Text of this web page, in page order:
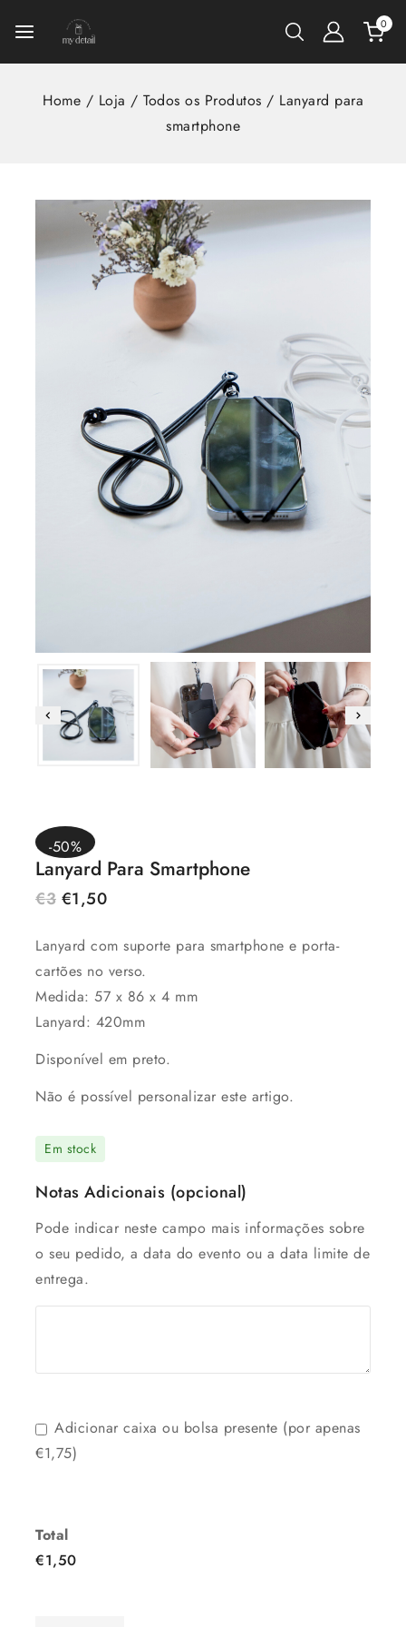
0
Home / Loja / Todos os Produtos / Lanyard para
smartphone
-50%
Lanyard Para Smartphone
€3 €1,50
Lanyard com suporte para smartphone e porta-
cartões no verso.
Medida: 57 x 86 x 4 mm
Lanyard: 420mm
Disponível em preto.
Não é possível personalizar este artigo.
Em stock
Notas Adicionais (opcional)
Pode indicar neste campo mais informações sobre
o seu pedido, a data do evento ou a data limite de
entrega.
Adicionar caixa ou bolsa presente (por apenas
€1,75)
Total
€1,50